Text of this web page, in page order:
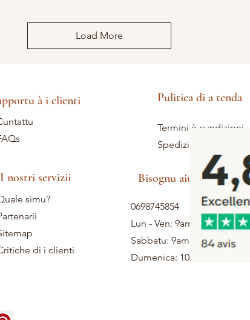
Load More
Pulitica di a tenda
Termini è cundizioni
Spedizione è ritorni
Bisognu aiutu
0698745854
Lun - Ven: 9am - 5pm
Sabbatu: 9am - 1pm
Dumenica: 10h - 12h
simu?
di i clienti
I nostri servizii
à i clienti